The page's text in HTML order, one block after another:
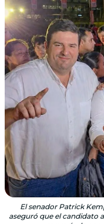
El senador Patrick
aseguró que el candidato